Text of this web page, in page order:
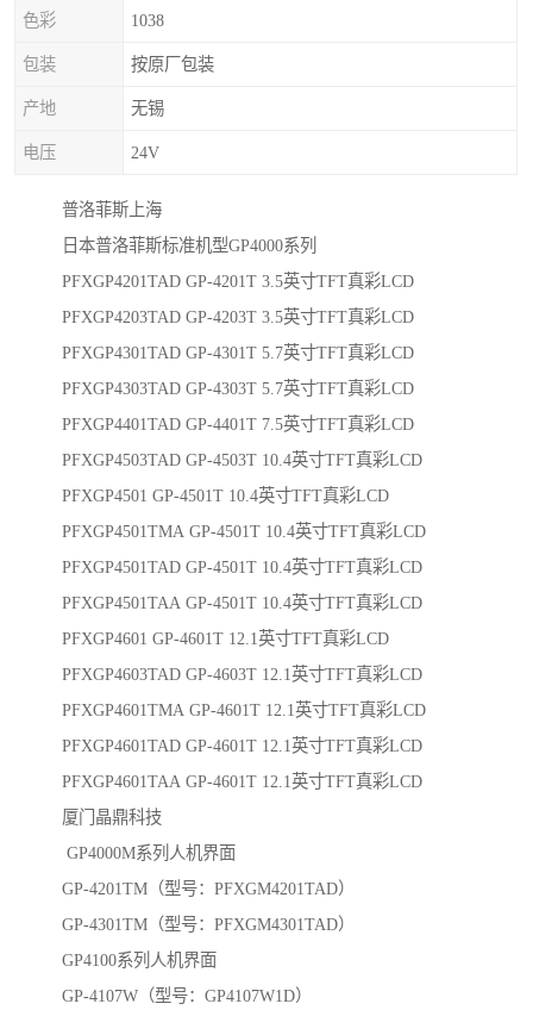
色彩 1038
包装 按原厂包装
产地 无锡
电压 24V
普洛菲斯上海
日本普洛菲斯标准机型GP4000系列
PFXGP4201TAD GP-4201T 3.5英寸TFT真彩LCD
PFXGP4203TAD GP-4203T 3.5英寸TFT真彩LCD
PFXGP4301TAD GP-4301T 5.7英寸TFT真彩LCD
PFXGP4303TAD GP-4303T 5.7英寸TFT真彩LCD
PFXGP4401TAD GP-4401T 7.5英寸TFT真彩LCD
PFXGP4503TAD GP-4503T 10.4英寸TFT真彩LCD
PFXGP4501 GP-4501T 10.4英寸TFT真彩LCD
PFXGP4501TMA GP-4501T 10.4英寸TFT真彩LCD
PFXGP4501TAD GP-4501T 10.4英寸TFT真彩LCD
PFXGP4501TAA GP-4501T 10.4英寸TFT真彩LCD
PFXGP4601 GP-4601T 12.1英寸TFT真彩LCD
PFXGP4603TAD GP-4603T 12.1英寸TFT真彩LCD
PFXGP4601TMA GP-4601T 12.1英寸TFT真彩LCD
PFXGP4601TAD GP-4601T 12.1英寸TFT真彩LCD
PFXGP4601TAA GP-4601T 12.1英寸TFT真彩LCD
厦门晶鼎科技
GP4000M系列人机界面
GP-4201TM（型号：PFXGM4201TAD）
GP-4301TM（型号：PFXGM4301TAD）
GP4100系列人机界面
GP-4107W（型号：GP4107W1D）